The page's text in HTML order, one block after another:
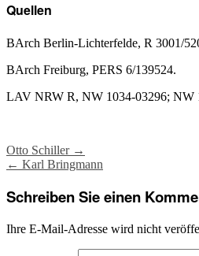
Quellen
BArch Berlin-Lichterfelde, R 3001/
BArch Freiburg, PERS 6/139524.
LAV NRW R, NW 1034-03296; NW
Post
Otto Schiller →
← Karl Bringmann
Schreiben Sie einen
Ihre E-Mail-Adresse wird nicht